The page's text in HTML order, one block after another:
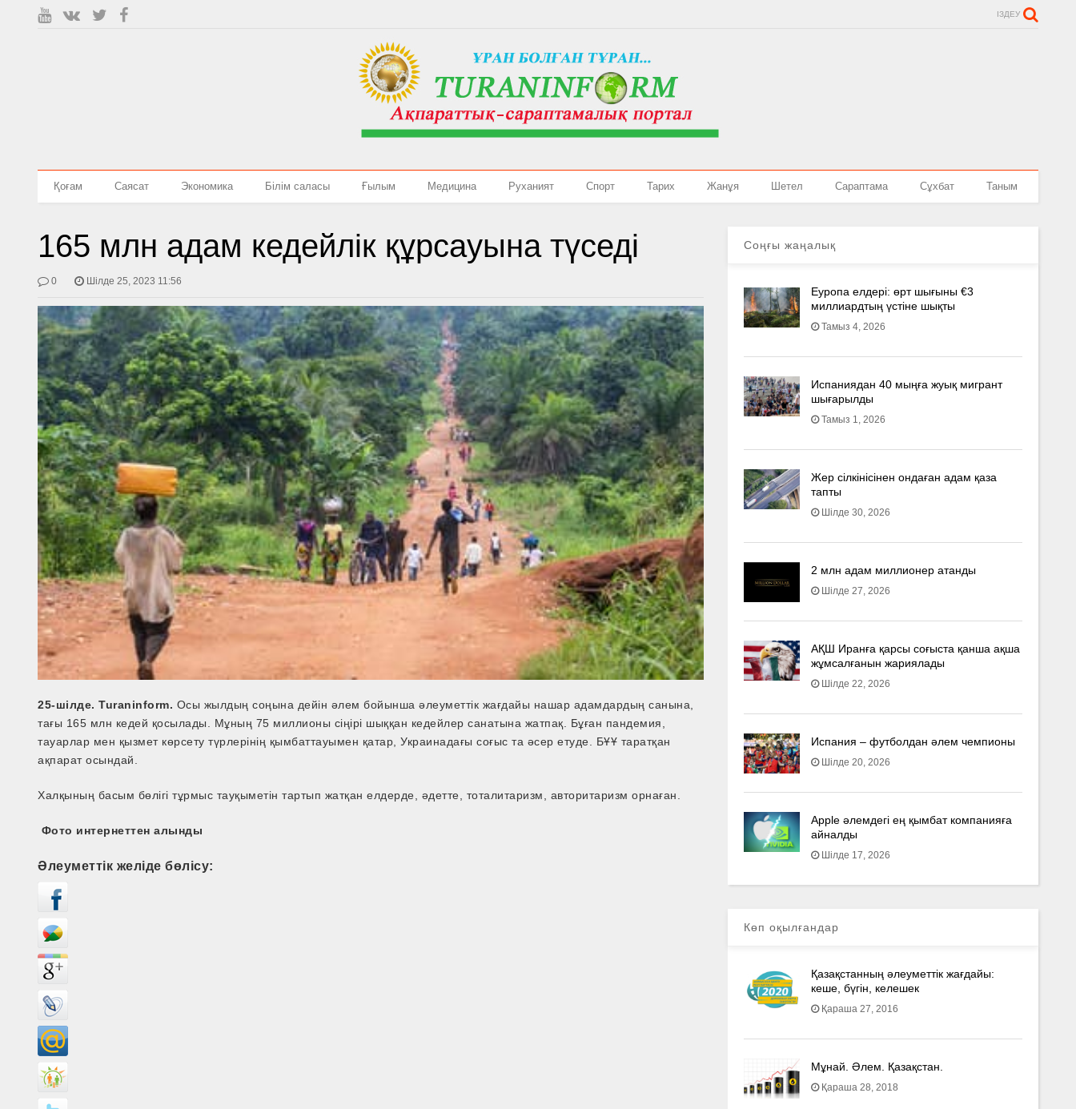
ІЗДЕУ
Қоғам Саясат Экономика Білім саласы Ғылым Медицина Руханият Спорт Тарих Жанұя Шетел Сараптама Сұхбат Таным
165 млн адам кедейлік құрсауына түседі
0 Шілде 25, 2023 11:56
25-шілде. Turaninform. Осы жылдың соңына дейін әлем бойынша әлеуметтік жағдайы нашар адамдардың санына,
тағы 165 млн кедей қосылады. Мұның 75 миллионы сіңірі шыққан кедейлер санатына жатпақ. Бұған пандемия,
тауарлар мен қызмет көрсету түрлерінің қымбаттауымен қатар, Украинадағы соғыс та әсер етуде. БҰҰ таратқан
ақпарат осындай.
Халқының басым бөлігі тұрмыс тауқыметін тартып жатқан елдерде, әдетте, тоталитаризм, авторитаризм орнаған.
Фото интернеттен алынды
Әлеуметтік желіде бөлісу:
Соңғы жаңалық
Еуропа елдері: өрт шығыны €3
миллиардтың үстіне шықты
Тамыз 4, 2026
Испаниядан 40 мыңға жуық мигрант
шығарылды
Тамыз 1, 2026
Жер сілкінісінен ондаған адам қаза
тапты
Шілде 30, 2026
2 млн адам миллионер атанды
Шілде 27, 2026
АҚШ Иранға қарсы соғыста қанша ақша
жұмсалғанын жариялады
Шілде 22, 2026
Испания – футболдан әлем чемпионы
Шілде 20, 2026
Apple әлемдегі ең қымбат компанияға
айналды
Шілде 17, 2026
Көп оқылғандар
Қазақстанның әлеуметтік жағдайы:
кеше, бүгін, келешек
Қараша 27, 2016
Мұнай. Әлем. Қазақстан.
Қараша 28, 2018